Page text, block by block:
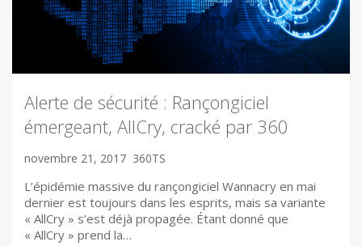
Alerte de sécurité : Rançongiciel
émergeant, AllCry, cracké par 360
novembre 21, 2017 360TS
L’épidémie massive du rançongiciel Wannacry en mai
dernier est toujours dans les esprits, mais sa variante
« AllCry » s’est déjà propagée. Étant donné que
« AllCry » prend la…